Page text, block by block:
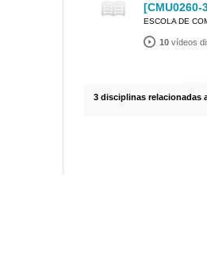
ESCOLA DE
10 vídeos
3 disciplinas relacionadas